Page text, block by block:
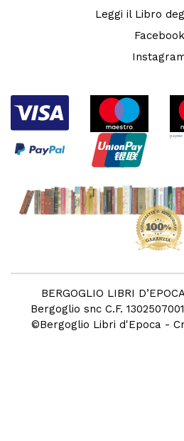
Leggi il Libro
Facebook
BERGOGLIO LIBRI
Bergoglio snc C.F.
©Bergoglio Libri d'Epoca -